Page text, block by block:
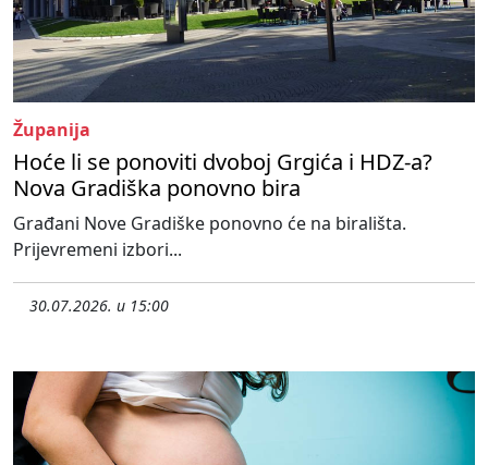
Županija
Hoće li se ponoviti dvoboj Grgića i HDZ-a?
Nova Gradiška ponovno bira
Građani Nove Gradiške ponovno će na birališta.
Prijevremeni izbori...
30.07.2026. u 15:00